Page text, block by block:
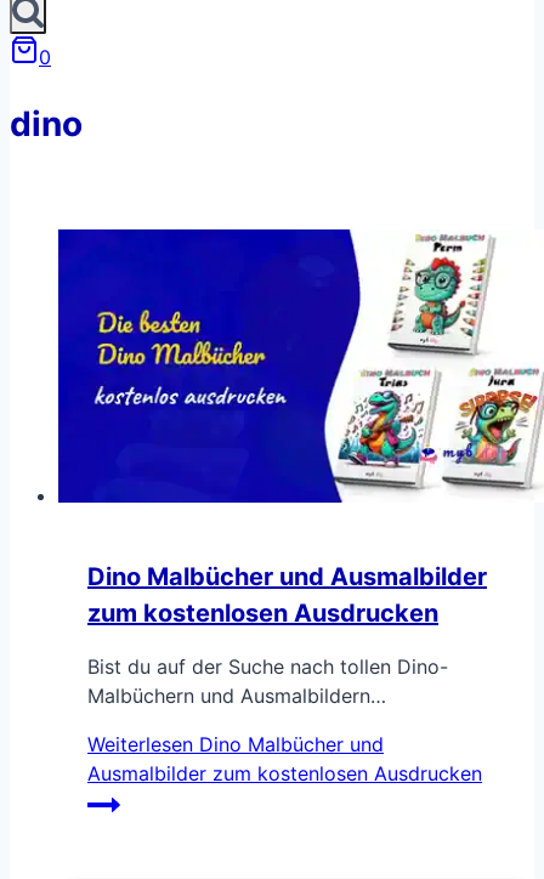
0
dino
Dino Malbücher und Ausmalbilder
zum kostenlosen Ausdrucken
Bist du auf der Suche nach tollen Dino-
Malbüchern und Ausmalbildern…
Weiterlesen Dino Malbücher und
Ausmalbilder zum kostenlosen Ausdrucken